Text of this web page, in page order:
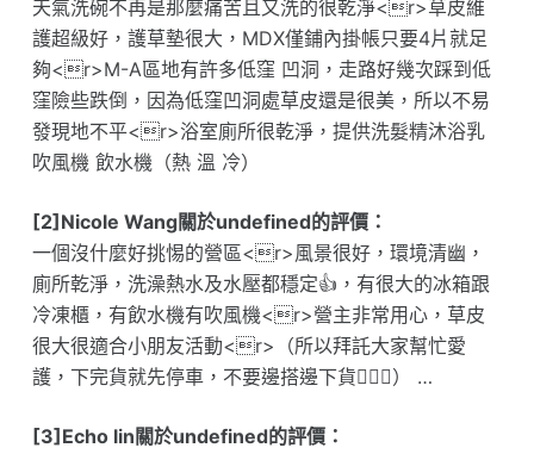
天氣洗碗不再是那麼痛苦且又洗的很乾淨<r>草皮維
護超級好，護草墊很大，MDX僅鋪內掛帳只要4片就足
夠<r>M-A區地有許多低窪 凹洞，走路好幾次踩到低
窪險些跌倒，因為低窪凹洞處草皮還是很美，所以不易
發現地不平<r>浴室廁所很乾淨，提供洗髮精沐浴乳
吹風機 飲水機（熱 溫 冷）
[2]Nicole Wang關於undefined的評價：
一個沒什麼好挑惕的營區<r>風景很好，環境清幽，
廁所乾淨，洗澡熱水及水壓都穩定👍，有很大的冰箱跟
冷凍櫃，有飲水機有吹風機<r>營主非常用心，草皮
很大很適合小朋友活動<r>（所以拜託大家幫忙愛
護，下完貨就先停車，不要邊搭邊下貨🙅🏻‍♀️） …
[3]Echo lin關於undefined的評價：